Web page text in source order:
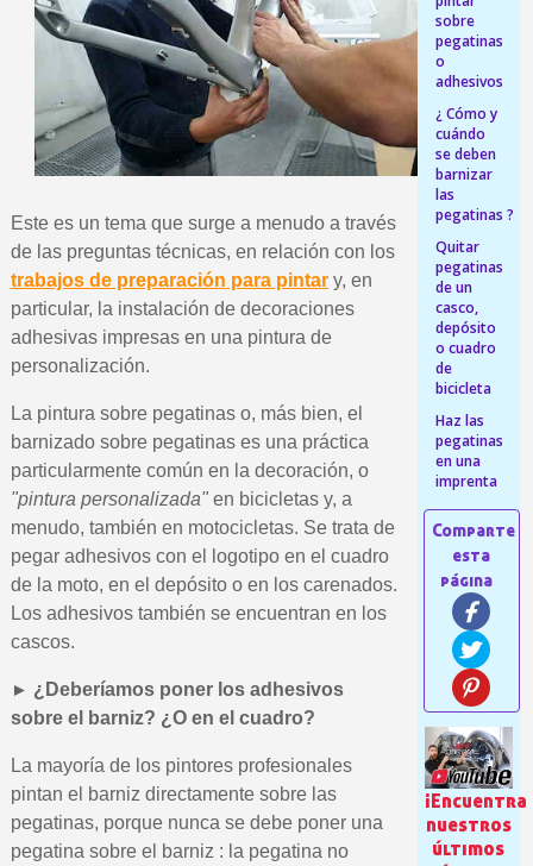
5 € de descuento
Cupón de 10 € por
Suscríbete al
Entrega en un
Paga en 4 plazos sin
Obtenga su presupuesto
Comparte tus
Gana puntos de
Devuelve los
5 € de descuento
Suscríbete al
Suscríbete al
Entrega en un
Este es un tema que surge a menudo a través
de las preguntas técnicas, en relación con los
trabajos de preparación para pintary, en
particular, la instalación de decoraciones
adhesivas impresas en una pintura de
personalización.
La pintura sobre pegatinas o, más bien, el
barnizado sobre pegatinas es una práctica
particularmente común en la decoración, o
"pintura personalizada"en bicicletas y, a
menudo, también en motocicletas. Se trata de
pegar adhesivos con el logotipo en el cuadro
de la moto, en el depósito o en los carenados.
Los adhesivos también se encuentran en los
cascos.
► ¿Deberíamos poner los adhesivos
sobre el barniz? ¿O en el cuadro?
La mayoría de los pintores profesionales
pintan el barniz directamente sobre las
pegatinas, porque nunca se debe poner una
pegatina sobre el barniz : la pegatina no
sobre
pegatinas
o
adhesivos
¿ Cómo y
cuándo
se deben
barnizar
las
pegatinas ?
Quitar
pegatinas
de un
casco,
depósito
o cuadro
de
bicicleta
Haz las
pegatinas
en una
imprenta
¡Encuentra
nuestros
últimos